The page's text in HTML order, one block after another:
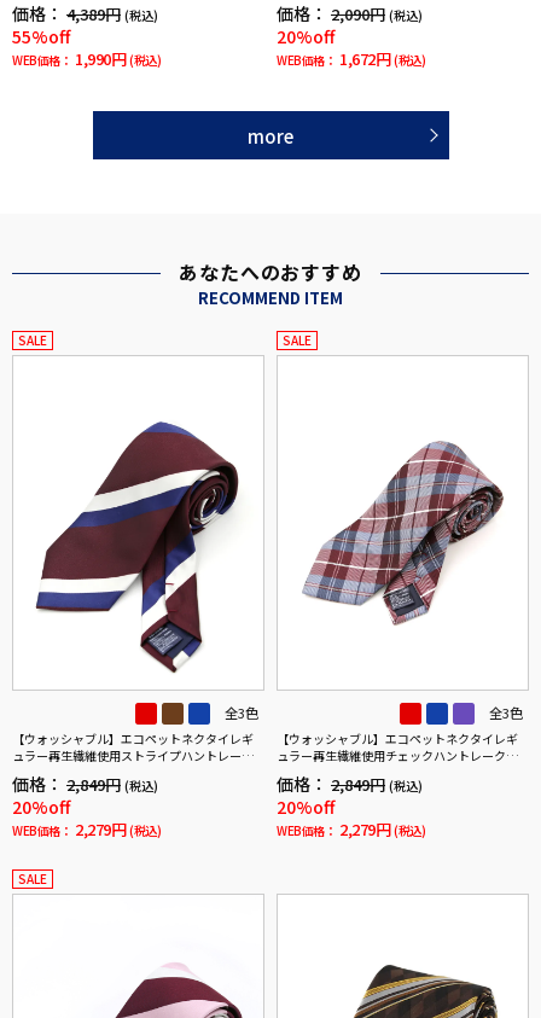
価格： 4,389円 (税込)
55%off
WEB価格： 1,990円 (税込)
価格： 2,090円 (税込)
20%off
WEB価格： 1,672円 (税込)
more
あなたへのおすすめ
RECOMMEND ITEM
SALE
全3色
【ウォッシャブル】エコペットネクタイレギ
ュラー再生繊維使用ストライプハントレーク
ラブ通年
価格： 2,849円 (税込)
20%off
WEB価格： 2,279円 (税込)
SALE
全3色
【ウォッシャブル】エコペットネクタイレギ
ュラー再生繊維使用チェックハントレークラ
ブ通年
価格： 2,849円 (税込)
20%off
WEB価格： 2,279円 (税込)
SALE